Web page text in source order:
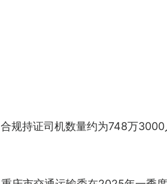
规持证司机数量约为748万